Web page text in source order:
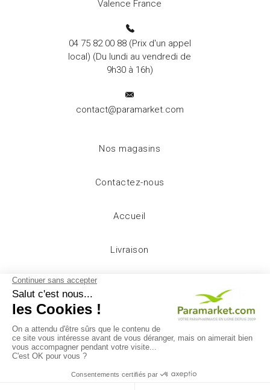
Valence France
04 75 82 00 88(Prix d'un appel
local) (Du lundi au vendredi de
9h30 à 16h)
contact@paramarket.com
Nos magasins
Contactez-nous
Accueil
Livraison
Mentions légales
Conditions d'utilisation
A propos